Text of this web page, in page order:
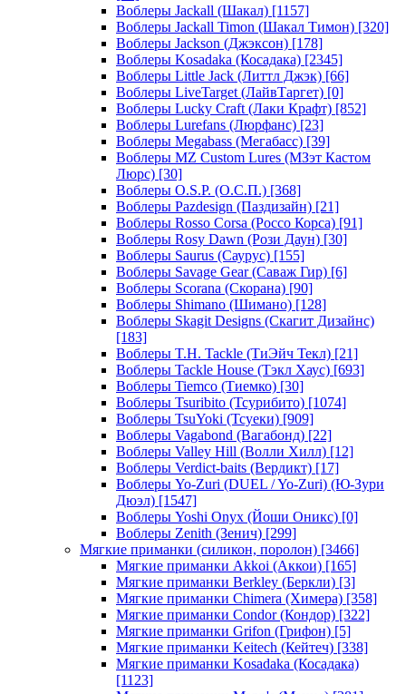
Воблеры Jackall (Шакал) [1157]
Воблеры Jackall Timon (Шакал Тимон) [320]
Воблеры Jackson (Джэксон) [178]
Воблеры Kosadaka (Косадака) [2345]
Воблеры Little Jack (Литтл Джэк) [66]
Воблеры LiveTarget (ЛайвТаргет) [0]
Воблеры Lucky Craft (Лаки Крафт) [852]
Воблеры Lurefans (Люрфанс) [23]
Воблеры Megabass (Мегабасс) [39]
Воблеры MZ Custom Lures (МЗэт Кастом
Люрс) [30]
Воблеры O.S.P. (О.С.П.) [368]
Воблеры Pazdesign (Паздизайн) [21]
Воблеры Rosso Corsa (Россо Корса) [91]
Воблеры Rosy Dawn (Рози Даун) [30]
Воблеры Saurus (Саурус) [155]
Воблеры Savage Gear (Саваж Гир) [6]
Воблеры Scorana (Скорана) [90]
Воблеры Shimano (Шимано) [128]
Воблеры Skagit Designs (Скагит Дизайнс)
[183]
Воблеры T.H. Tackle (ТиЭйч Текл) [21]
Воблеры Tackle House (Тэкл Хаус) [693]
Воблеры Tiemco (Тиемко) [30]
Воблеры Tsuribito (Тсурибито) [1074]
Воблеры TsuYoki (Тсуеки) [909]
Воблеры Vagabond (Вагабонд) [22]
Воблеры Valley Hill (Волли Хилл) [12]
Воблеры Verdict-baits (Вердикт) [17]
Воблеры Yo-Zuri (DUEL / Yo-Zuri) (Ю-Зури
Дюэл) [1547]
Воблеры Yoshi Onyx (Йоши Оникс) [0]
Воблеры Zenith (Зенич) [299]
Мягкие приманки (силикон, поролон) [3466]
Мягкие приманки Akkoi (Аккои) [165]
Мягкие приманки Berkley (Беркли) [3]
Мягкие приманки Chimera (Химера) [358]
Мягкие приманки Condor (Кондор) [322]
Мягкие приманки Grifon (Грифон) [5]
Мягкие приманки Keitech (Кейтеч) [338]
Мягкие приманки Kosadaka (Косадака)
[1123]